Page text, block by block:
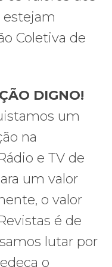
estejam
Coletiva de
DIGNO!
um
na
e TV de
um valor
o valor
é de
lutar por
o